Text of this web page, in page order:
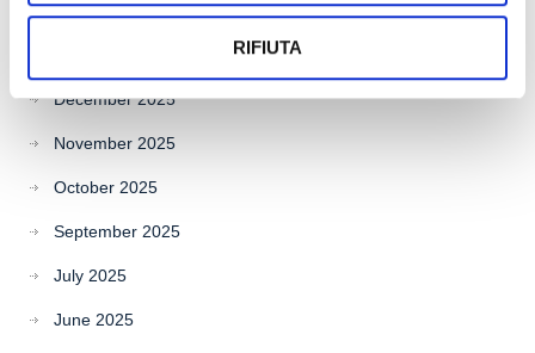
RIFIUTA
February 2026
December 2025
November 2025
October 2025
September 2025
July 2025
June 2025